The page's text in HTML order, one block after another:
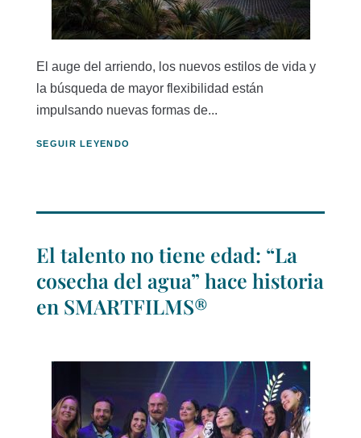
El auge del arriendo, los nuevos estilos de vida y
la búsqueda de mayor flexibilidad están
impulsando nuevas formas de...
SEGUIR LEYENDO
El talento no tiene edad: “La
cosecha del agua” hace historia
en SMARTFILMS®